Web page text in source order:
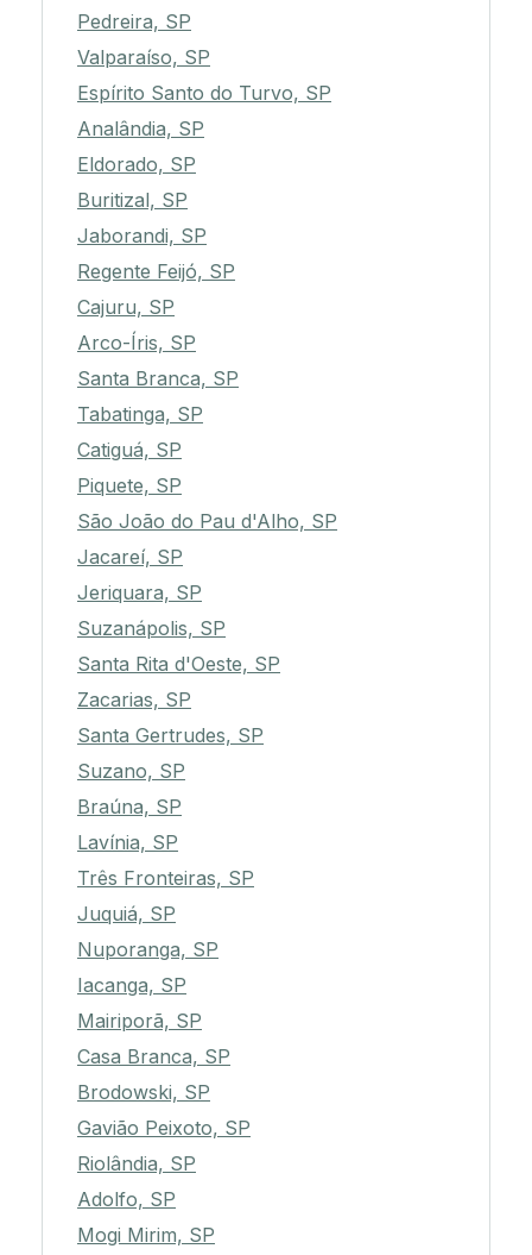
Pedreira, SP
Valparaíso, SP
Espírito Santo do Turvo, SP
Analândia, SP
Eldorado, SP
Buritizal, SP
Jaborandi, SP
Regente Feijó, SP
Cajuru, SP
Arco-Íris, SP
Santa Branca, SP
Tabatinga, SP
Catiguá, SP
Piquete, SP
São João do Pau d'Alho, SP
Jacareí, SP
Jeriquara, SP
Suzanápolis, SP
Santa Rita d'Oeste, SP
Zacarias, SP
Santa Gertrudes, SP
Suzano, SP
Braúna, SP
Lavínia, SP
Três Fronteiras, SP
Juquiá, SP
Nuporanga, SP
Iacanga, SP
Mairiporã, SP
Casa Branca, SP
Brodowski, SP
Gavião Peixoto, SP
Riolândia, SP
Adolfo, SP
Mogi Mirim, SP